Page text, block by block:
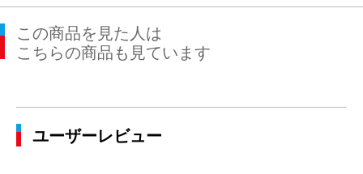
この商品を見た人は
こちらの商品も見ています
ユーザーレビュー